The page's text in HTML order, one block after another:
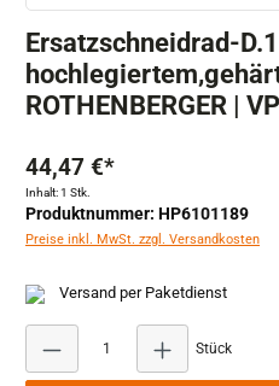
Ersatzschneidrad-
ROTHENBERGER |
44,47 €*
Inhalt:1 Stk.
Produktnummer: HP6101189
Preise inkl. MwSt. zzgl. Versandkosten
Versand per Paketdienst
Stück